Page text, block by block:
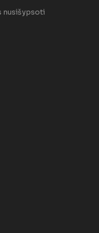
nusišypsoti